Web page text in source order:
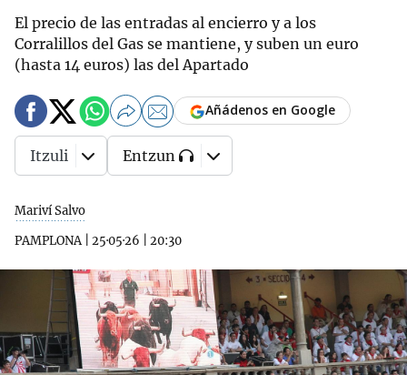
El precio de las entradas al encierro y a los
Corralillos del Gas se mantiene, y suben un euro
(hasta 14 euros) las del Apartado
Mariví Salvo
PAMPLONA| 25·05·26 20:30
Añádenos en Google
Itzuli Entzun